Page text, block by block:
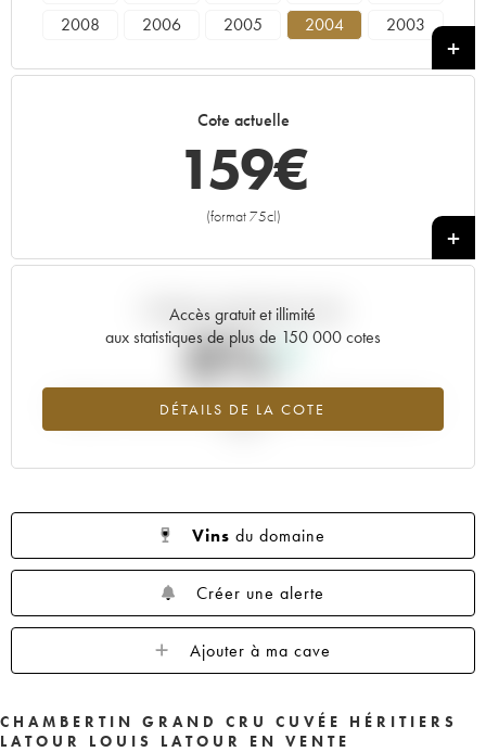
2008
2006 2005 2004
2003
1979
1970
Cote actuelle
159€
(format 75cl)
+
Accès gratuit et illimité
aux statistiques de plus de 150 000 cotes
DÉTAILS DE LA COTE
Tendance actuelle de la cote
0%
Tendance à la hausse du millésime 2004 en 2026 par rapport à
Vins du domaine
Créer une alerte
Ajouter à ma cave
CHAMBERTIN GRAND CRU CUVÉE HÉRITIERS
LATOUR LOUIS LATOUR EN VENTE